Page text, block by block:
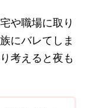
や職場に取り
にバレてしま
考えると夜も